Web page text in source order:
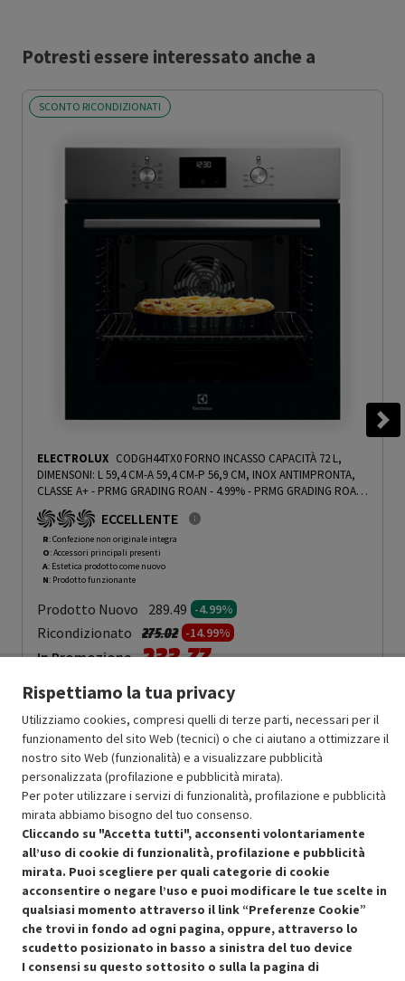
Potresti essere interessato anche a
SCONTO RICONDIZIONATI
ELECTROLUX CODGH44TX0 FORNO INCASSO CAPACITÀ 72 L,
DIMENSONI: L 59,4 CM-A 59,4 CM-P 56,9 CM, INOX ANTIMPRONTA,
CLASSE A+ - PRMG GRADING ROAN - 4.99%- PRMG GRADING ROAN
- 4.99%
ECCELLENTE
R: Confezione non originale integra
O: Accessori principali presenti
A: Estetica prodotto come nuovo
N: Prodotto funzionante
Prodotto Nuovo 289.49 -4.99%
Ricondizionato Prezzo ridotto da
275.02a-14.99%
In Promozione 233.77
Aggiungi al carrello
SCONTO RICONDIZIONATI
Approfitta dello sconto del 15% sul prodotto ricondizionato.
Condizioni generali di vendita
Cookie Policy
Recedere dal contratto qui
Rispettiamo la tua privacy
Utilizziamo cookies, compresi quelli di terze parti, necessari per il
funzionamento del sito Web (tecnici) o che ci aiutano a ottimizzare il
nostro sito Web (funzionalità) e a visualizzare pubblicità
personalizzata (profilazione e pubblicità mirata).
Per poter utilizzare i servizi di funzionalità, profilazione e pubblicità
mirata abbiamo bisogno del tuo consenso.
Cliccando su "Accetta tutti", acconsenti volontariamente
all’uso di cookie di funzionalità, profilazione e pubblicità
mirata. Puoi scegliere per quali categorie di cookie
acconsentire o negare l’uso e puoi modificare le tue scelte in
qualsiasi momento attraverso il link “Preferenze Cookie”
che trovi in fondo ad ogni pagina, oppure, attraverso lo
scudetto posizionato in basso a sinistra del tuo device
I consensi su questo sottosito o sulla la pagina di